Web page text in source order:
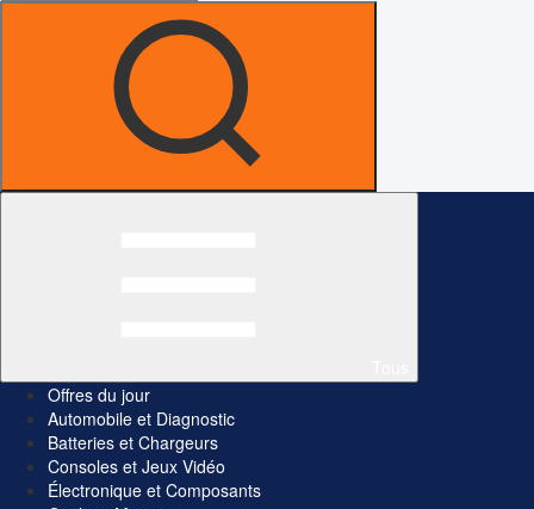
Offres du jour
Automobile et Diagnostic
Batteries et Chargeurs
Consoles et Jeux Vidéo
Électronique et Composants